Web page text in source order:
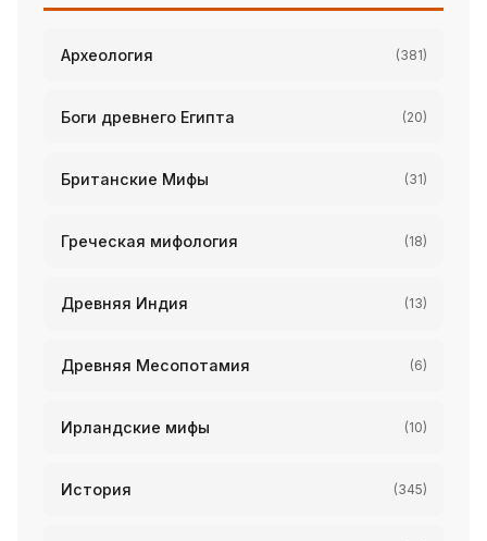
Археология (381)
Боги древнего Египта (20)
Британские Мифы (31)
Греческая мифология (18)
Древняя Индия (13)
Древняя Месопотамия (6)
Ирландские мифы (10)
История (345)